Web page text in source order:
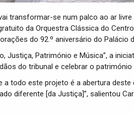
transformar-se num palco ao ar
da Orquestra Clássica do
do 92.º aniversário do Palácio
Justiça, Património e Música”, a
do tribunal e celebrar o património
a todo este projeto é a abertura
diferente [da Justiça]”, salientou